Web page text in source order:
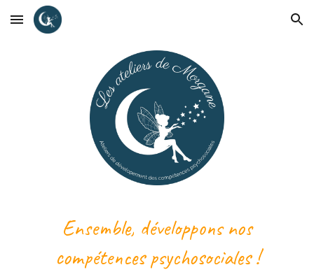
Skip to main content Skip to navigation
Ensemble, développons nos
compétences psychosociales !